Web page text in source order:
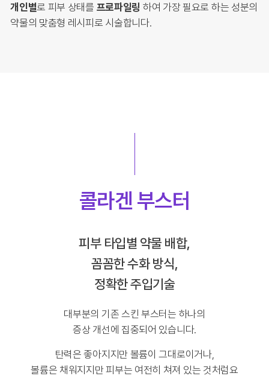
개인별로 피부 상태를 프로파일링 하여 가장 필요로 하는 성분의
약물의 맞춤형 레시피로 시술합니다.
콜라겐 부스터
피부 타입별 약물 배합,
꼼꼼한 수화 방식,
정확한 주입기술
대부분의 기존 스킨 부스터는 하나의
증상 개선에 집중되어 있습니다.
탄력은 좋아지지만 볼륨이 그대로이거나,
볼륨은 채워지지만 피부는 여전히 쳐져 있는 것처럼요